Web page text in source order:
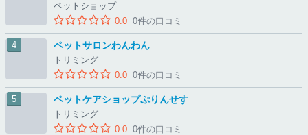
ペットショップ
0.0 0件の口コミ
ペットサロンわんわん
トリミング
0.0 0件の口コミ
ペットケアショップぷりんせす
トリミング
0.0 0件の口コミ